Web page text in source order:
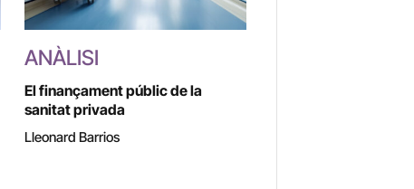
ANÀLISI
El finançament públic de la
sanitat privada
Lleonard Barrios